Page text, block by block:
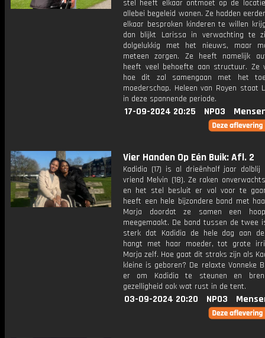
stel heeft elkaar ontmoet op de
allebei begeleid wonen. Ze hadden
elkaar besproken kinderen te willen
dan blijkt Larissa in verwachting te
dolgelukkig met het nieuws, maar
meteen zorgen. Ze heeft namelijk
heeft veel behoefte aan structuur. Ze
hoe dit zal samengaan met het
moederschap. Heleen van Royen staat
in deze spannende periode.
17-09-2024 20:25 NPO3
Vier Handen Op Eén Buik: Afl. 2
Kadidia (17) is al drieënhalf jaar
vriend Melvin (18). Ze raken
en het stel besluit er vol voor te
heeft een hele bijzondere band met
Marja doordat ze samen een
meegemaakt. De band tussen de twee
sterk dat Kadidia de hele dag aan
hangt met haar moeder, tot grote
Marja zelf. Hoe gaat dit straks zijn als
kleine is geboren? De relaxte Vonneke
er om Kadidia te steunen en
gezelligheid ook wat rust in de tent.
03-09-2024 20:20 NPO3